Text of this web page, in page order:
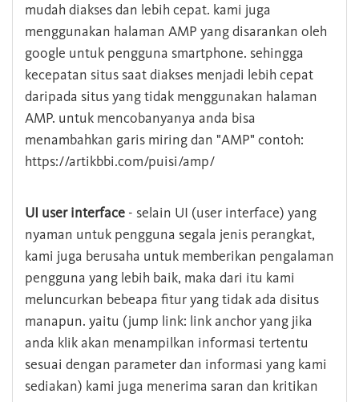
mudah diakses dan lebih cepat. kami juga
menggunakan halaman AMP yang disarankan oleh
google untuk pengguna smartphone. sehingga
kecepatan situs saat diakses menjadi lebih cepat
daripada situs yang tidak menggunakan halaman
AMP. untuk mencobanyanya anda bisa
menambahkan garis miring dan "AMP" contoh:
https://artikbbi.com/puisi/amp/
UI user interface - selain UI (user interface) yang
nyaman untuk pengguna segala jenis perangkat,
kami juga berusaha untuk memberikan pengalaman
pengguna yang lebih baik, maka dari itu kami
meluncurkan bebeapa fitur yang tidak ada disitus
manapun. yaitu (jump link: link anchor yang jika
anda klik akan menampilkan informasi tertentu
sesuai dengan parameter dan informasi yang kami
sediakan) kami juga menerima saran dan kritikan